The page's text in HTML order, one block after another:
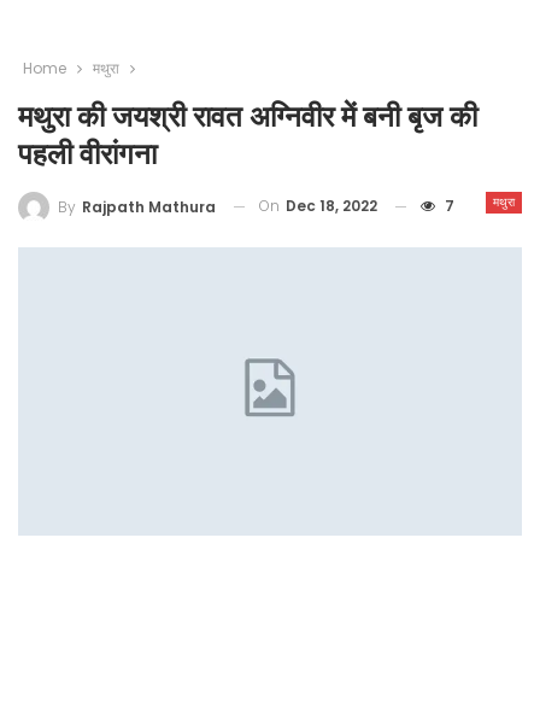
Home मथुरा
मथुरा की जयश्री रावत अग्निवीर में बनी बृज की
पहली वीरांगना
मथुरा
By Rajpath Mathura On Dec 18, 2022 7